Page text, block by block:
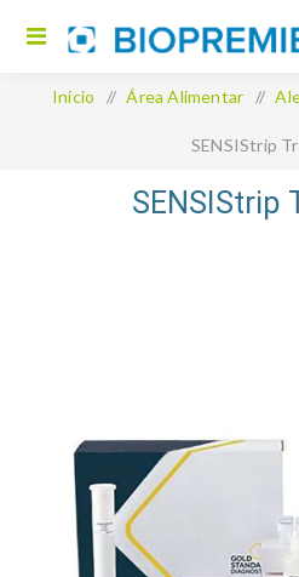
Início / Área Alimentar /
SENSIStrip
SENSIStrip